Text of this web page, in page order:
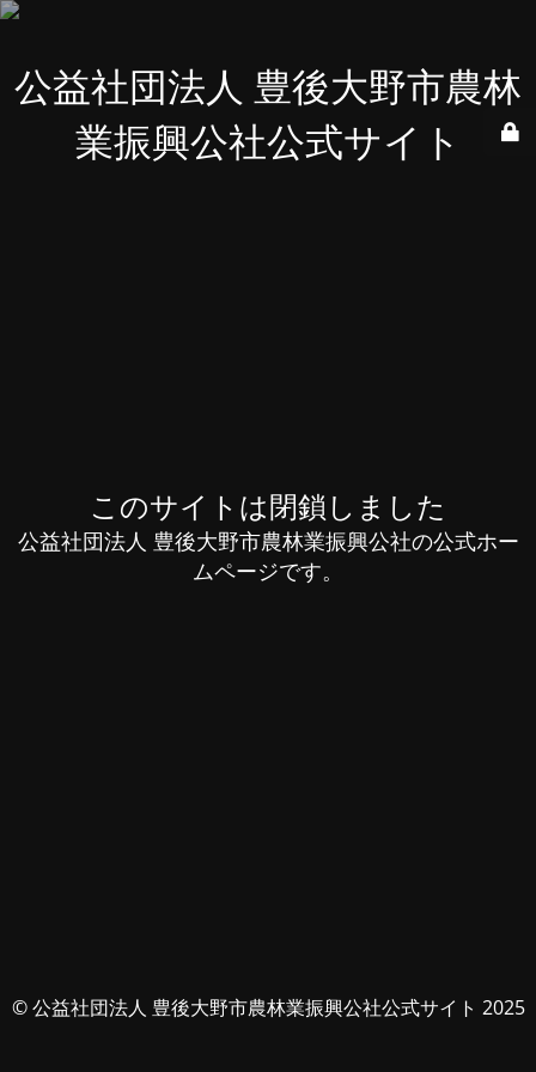
公益社団法人 豊後大野市農林
業振興公社公式サイト
このサイトは閉鎖しました
公益社団法人 豊後大野市農林業振興公社の公式ホー
ムページです。
© 公益社団法人 豊後大野市農林業振興公社公式サイト 2025